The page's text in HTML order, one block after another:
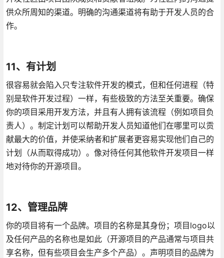
供众所周知的渠道。明确的沟通渠道将有助于开发人员的合
作。
11、有计划
很容易就会陷入只专注软件开发的模式，但和任何进程（特
别是软件开发过程）一样，有些极致的方法至关重要。确保
你的项目采用开发方法，并且有人拥有该流程（例如项目负
责人）。制定计划可以帮助开发人员知道他们在哪里可以贡
献最大的价值，并使采纳者和扩展者更容易实现他们自己的
计划（从而取得成功）。像对待任何其他软件开发项目一样
地对待你的开源项目。
12、管理品牌
你的项目将有一个品牌。项目的名称是其身份；项目logo以
及任何产品的名称也是如此（开源项目的产品通常与项目共
享名称，但有些项目会生产多个产品）。声明项目的品牌为